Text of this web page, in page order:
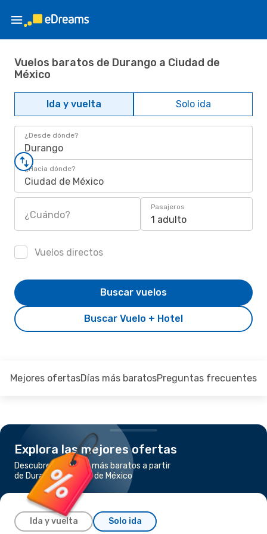
Vuelos baratos de Durango a Ciudad de
México
Ida y vuelta Solo ida
¿Desde dónde?
Durango
¿Hacia dónde?
Ciudad de México
¿Cuándo?
Pasajeros
1 adulto
Vuelos directos
Buscar Vuelo + Hotel
Buscar vuelos
Mejores ofertasDías más baratosPreguntas frecuentes
Explora las mejores ofertas
Descubre los vuelos más baratos a partir
de Durango a Ciudad de México
Ida y vuelta Solo ida